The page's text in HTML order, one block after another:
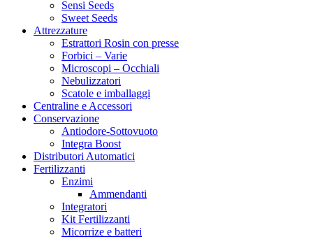
Buddha Seeds
Buic
Bulk
Cali Terpenes
Can-filters
Canna
Canna terra
CBD Crew
CenturionPro CproSolution
Chinaski Edizioni
Clipper
Co2Bucket
Cornwall
Crop Max
Cultibox
Cultilite
Danish Tray
Data Technologies, Ltd
DaVinci
Sensi Seeds
Sweet Seeds
Attrezzature
Estrattori Rosin con presse
Forbici – Varie
Microscopi – Occhiali
Nebulizzatori
Scatole e imballaggi
Centraline e Accessori
Conservazione
Antiodore-Sottovuoto
Integra Boost
Distributori Automatici
Fertilizzanti
Enzimi
Ammendanti
Integratori
Kit Fertilizzanti
Micorrize e batteri